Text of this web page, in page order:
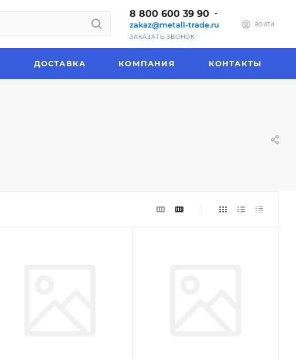
8 800 600 39 90
zakaz@metall-trade.ru
ЗАКАЗАТЬ ЗВОНОК
ВОЙТИ
ДОСТАВКА КОМПАНИЯ КОНТАКТЫ